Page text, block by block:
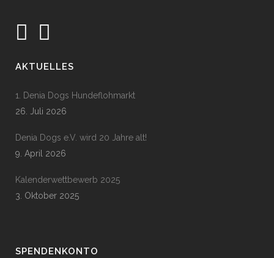
AKTUELLES
1. Denia Dogs Hundeflohmarkt
26. Juli 2026
Denia Dogs e.V. wird 20 Jahre alt!
9. April 2026
Kalenderwettbewerb 2025
3. Oktober 2025
SPENDENKONTO